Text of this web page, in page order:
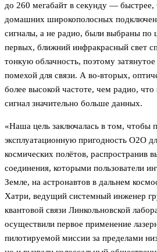
до 260 мегабайт в секунду — быстрее,
домашних широкополосных
сигналы, а не радио, были выбраны по
первых, ближний инфракрасный свет
тонкую облачность, поэтому
помехой для связи. А во-вторых,
более высокой частоте, чем радио, что
сигнал значительно больше данных.
«Наша цель заключалась в том, чтобы
эксплуатационную пригодность O2O
космических полётов, распространив
соединения, которыми пользователи
Земле, на астронавтов в дальнем
Хатри, ведущий системный инженер
квантовой связи Линкольновской
осуществили первое применение
пилотируемой миссии за пределами